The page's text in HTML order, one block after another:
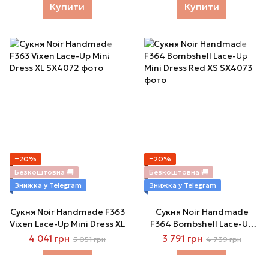
Купити Купити
−20%
Безкоштовна 🚚
Знижка у Telegram
Сукня Noir Handmade F363
Vixen Lace-Up Mini Dress XL
4 041 грн 5 051 грн
−20%
Безкоштовна 🚚
Знижка у Telegram
Сукня Noir Handmade
F364 Bombshell Lace-Up
Mini Dress Red XS
3 791 грн 4 739 грн